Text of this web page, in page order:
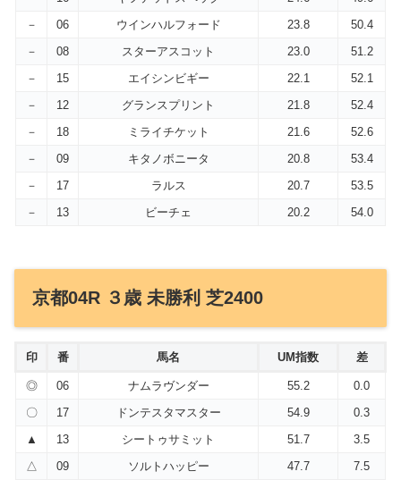
－
06 ウインハルフォード 23.8
50.4
－
08 スターアスコット 23.0
51.2
－
15 エイシンビギー 22.1
52.1
－
12 グランスプリント 21.8
52.4
－
18 ミライチケット 21.6
52.6
－
09 キタノボニータ 20.8
53.4
－
17 ラルス 20.7
53.5
－
13 ビーチェ 20.2 54.0
京都04R ３歳 未勝利 芝2400
印 番 馬名 UM指数 差
◎ 06 ナムラヴンダー 55.2
0.0
〇
17 ドンテスタマスター 54.9
0.3
▲
13 シートゥサミット 51.7
3.5
△
09 ソルトハッピー 47.7
7.5